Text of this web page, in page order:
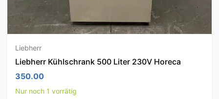
Liebherr
Liebherr Kühlschrank 500 Liter 230V Horeca
350.00
Nur noch 1 vorrätig